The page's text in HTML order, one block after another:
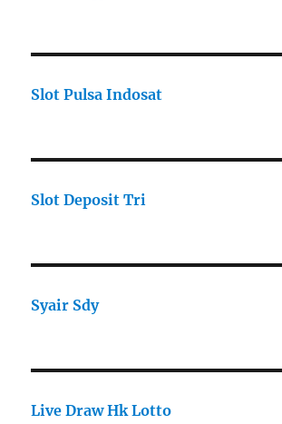
Slot Pulsa Indosat
Slot Deposit Tri
Syair Sdy
Live Draw Hk Lotto